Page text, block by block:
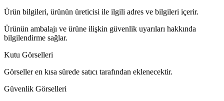
Ürün bilgileri, ürünün üreticisi ile ilgili adres ve bilgileri içerir.
Ürünün ambalajı ve ürüne ilişkin güvenlik uyarıları hakkında
bilgilendirme sağlar.
Kutu Görselleri
Görseller en kısa sürede satıcı tarafından eklenecektir.
Güvenlik Görselleri